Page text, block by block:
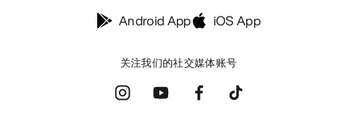
关注我们的社交媒体账号
Android App iOS App